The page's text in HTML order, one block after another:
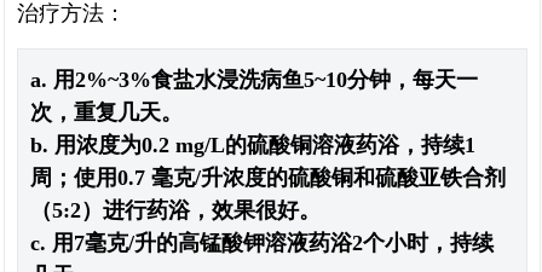
治疗方法：
a. 用2%~3%食盐水浸洗病鱼5~10分钟，每天一
次，重复几天。
b. 用浓度为0.2 mg/L的硫酸铜溶液药浴，持续1
周；使用0.7 毫克/升浓度的硫酸铜和硫酸亚铁合剂
（5:2）进行药浴，效果很好。
c. 用7毫克/升的高锰酸钾溶液药浴2个小时，持续